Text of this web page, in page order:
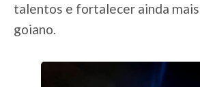
talentos e fortalecer ainda
goiano.